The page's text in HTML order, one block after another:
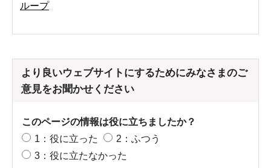
ループ
より良いウェブサイトにするためにみなさまのご
意見をお聞かせください
このページの情報は役に立ちましたか？
1：役に立った
2：ふつう
3：役に立たなかった